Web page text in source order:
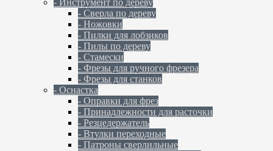
- Инструмент по дереву
- Сверла по дереву
- Ножовки
- Пилки для лобзиков
- Пилы по дереву
- Стамески
- Фрезы для ручного фрезера
- Фрезы для станков
- Оснастка
- Оправки для фрез
- Принадлежности для расточки
- Резцедержатель
- Втулки переходные
- Патроны сверлильные